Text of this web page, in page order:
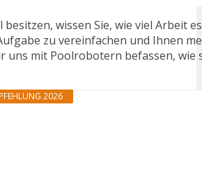
besitzen, wissen Sie, wie viel
zu vereinfachen und Ihnen
uns mit Poolrobotern befassen,
2026